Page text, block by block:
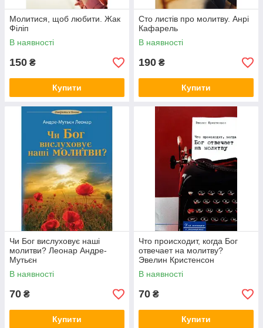
Молитися, щоб любити. Жак
Філіп
В наявності
150 ₴
Купити
Сто листів про молитву. Анрі
Кафарель
В наявності
190 ₴
Купити
Чи Бог вислуховує наші
молитви? Леонар Андре-
Мутьєн
В наявності
70 ₴
Купити
Что происходит, когда Бог
отвечает на молитву?
Эвелин Кристенсон
В наявності
70 ₴
Купити